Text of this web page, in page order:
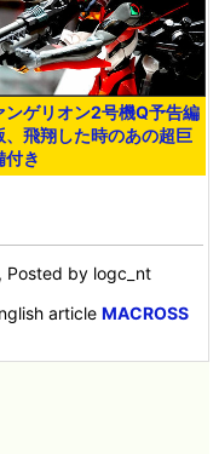
ンゲリオン2号機Q予告編
、飛翔した時のあの超巨
付き
, Posted by logc_nt
articleMACROSS